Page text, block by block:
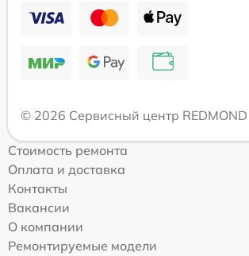
© 2026 Сервисный центр REDMOND
Стоимость ремонта
Оплата и доставка
Контакты
Вакансии
О компании
Ремонтируемые модели